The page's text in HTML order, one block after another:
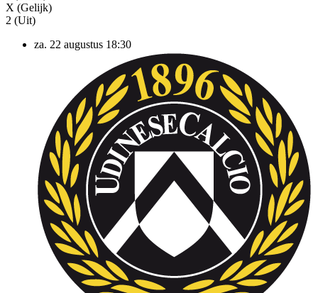
X (Gelijk)
2 (Uit)
za. 22 augustus 18:30